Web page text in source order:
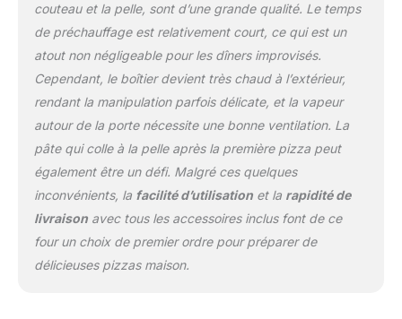
couteau et la pelle, sont d’une grande qualité. Le temps
de préchauffage est relativement court, ce qui est un
atout non négligeable pour les dîners improvisés.
Cependant, le boîtier devient très chaud à l’extérieur,
rendant la manipulation parfois délicate, et la vapeur
autour de la porte nécessite une bonne ventilation. La
pâte qui colle à la pelle après la première pizza peut
également être un défi. Malgré ces quelques
inconvénients, la facilité d’utilisationet la rapidité de
livraisonavec tous les accessoires inclus font de ce
four un choix de premier ordre pour préparer de
délicieuses pizzas maison.